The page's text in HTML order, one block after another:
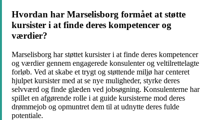
Hvordan har Marselisborg formået at støtte
kursister i at finde deres kompetencer og
værdier?
Marselisborg har støttet kursister i at finde deres kompetencer
og værdier gennem engagerede konsulenter og veltilrettelagte
forløb. Ved at skabe et trygt og støttende miljø har centeret
hjulpet kursister med at se nye muligheder, styrke deres
selvværd og finde glæden ved jobsøgning. Konsulenterne har
spillet en afgørende rolle i at guide kursisterne mod deres
drømmejob og opmuntret dem til at udnytte deres fulde
potentiale.